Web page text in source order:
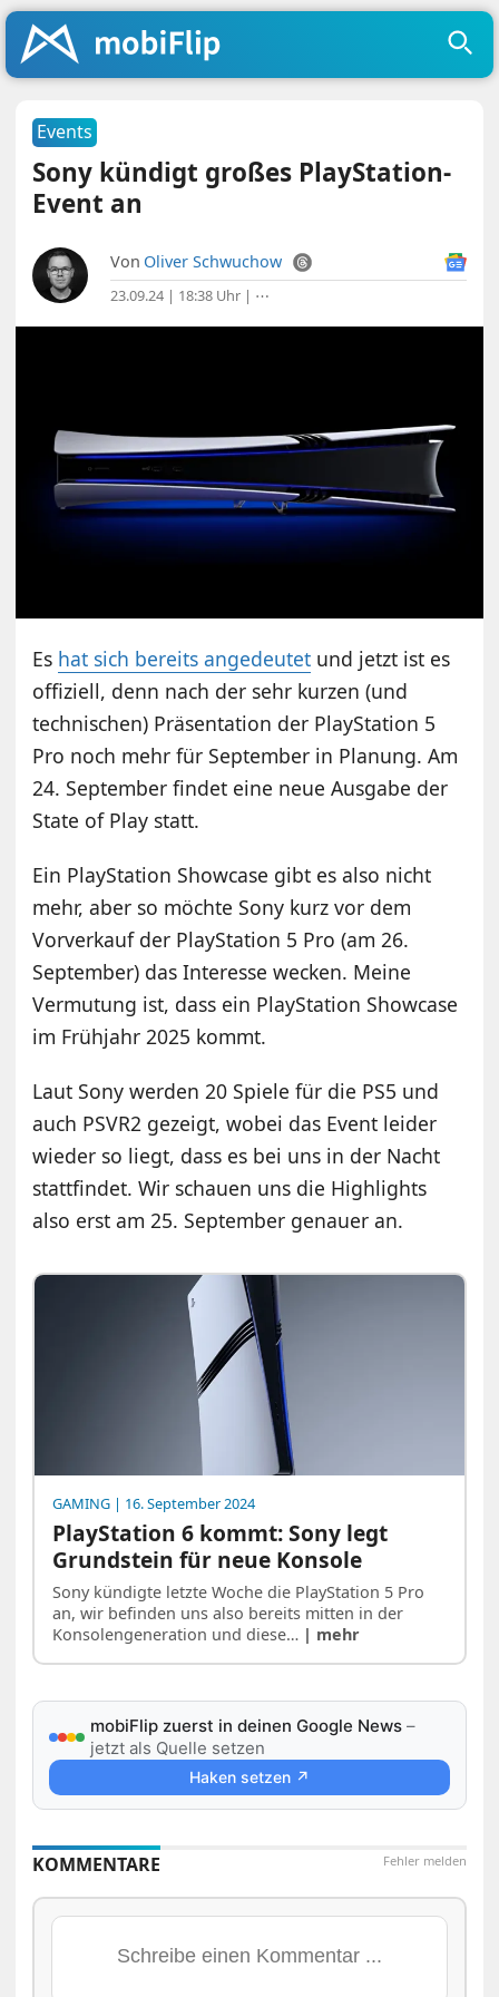
Events
Sony kündigt großes PlayStation-
Event an
Von Oliver Schwuchow
23.09.24 | 18:38 Uhr | ⋯
Es hat sich bereits angedeutet und jetzt ist es
offiziell, denn nach der sehr kurzen (und
technischen) Präsentation der PlayStation 5
Pro noch mehr für September in Planung. Am
24. September findet eine neue Ausgabe der
State of Play statt.
Ein PlayStation Showcase gibt es also nicht
mehr, aber so möchte Sony kurz vor dem
Vorverkauf der PlayStation 5 Pro (am 26.
September) das Interesse wecken. Meine
Vermutung ist, dass ein PlayStation Showcase
im Frühjahr 2025 kommt.
Laut Sony werden 20 Spiele für die PS5 und
auch PSVR2 gezeigt, wobei das Event leider
wieder so liegt, dass es bei uns in der Nacht
stattfindet. Wir schauen uns die Highlights
also erst am 25. September genauer an.
GAMING | 16. September 2024
PlayStation 6 kommt: Sony legt
Grundstein für neue Konsole
Sony kündigte letzte Woche die PlayStation 5 Pro
an, wir befinden uns also bereits mitten in der
Konsolengeneration und diese… | mehr
mobiFlip zuerst in deinen Google News –
jetzt als Quelle setzen
Haken setzen ↗
Fehler melden
KOMMENTARE